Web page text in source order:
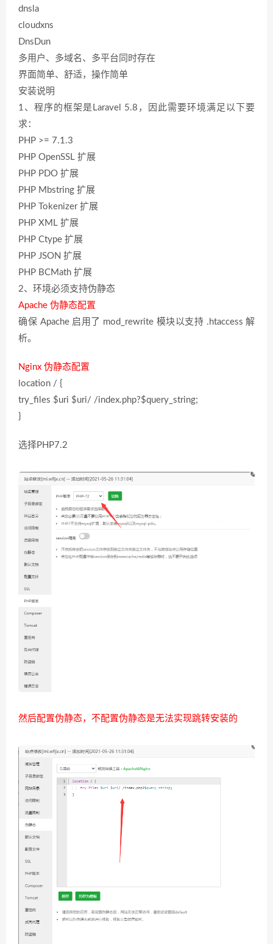
dnsla
cloudxns
DnsDun
多用户、多域名、多平台同时存在
界面简单、舒适，操作简单
安装说明
1、程序的框架是Laravel 5.8，因此需要环境满足以下要
求：
PHP >= 7.1.3
PHP OpenSSL 扩展
PHP PDO 扩展
PHP Mbstring 扩展
PHP Tokenizer 扩展
PHP XML 扩展
PHP Ctype 扩展
PHP JSON 扩展
PHP BCMath 扩展
2、环境必须支持伪静态
Apache 伪静态配置
确保 Apache 启用了 mod_rewrite 模块以支持 .htaccess 解
析。
Nginx 伪静态配置
location / {
try_files $uri $uri/ /index.php?$query_string;
}
选择PHP7.2
然后配置伪静态，不配置伪静态是无法实现跳转安装的